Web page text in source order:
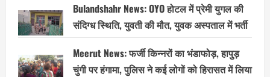
Bulandshahr News: OYO होटल में प्रेमी युगल की
संदिग्ध स्थिति, युवती की मौत, युवक अस्पताल में भर्ती
Meerut News: फर्जी किन्नरों का भंडाफोड़, हापुड़
चुंगी पर हंगामा, पुलिस ने कई लोगों को हिरासत में लिया